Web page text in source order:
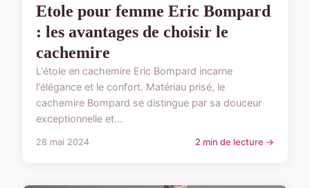
Etole pour femme Eric Bompard
: les avantages de choisir le
cachemire
L'étole en cachemire Eric Bompard incarne
l'élégance et le confort. Matériau prisé, le
cachemire Bompard se distingue par sa douceur
exceptionnelle et...
28 mai 2024 2 min de lecture →